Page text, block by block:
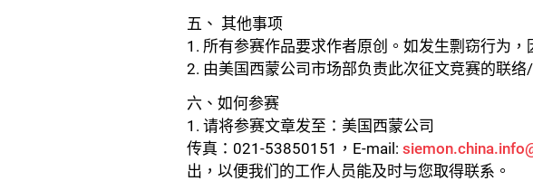
五、 其他事项
1. 所有参赛作品要求作者原创。如发生剽窃行为
2. 由美国西蒙公司市场部负责此次征文竞赛的联
六、如何参赛
1. 请将参赛文章发至：美国西蒙公司
传真：021-53850151，E-mail:
出，以便我们的工作人员能及时与您取得联系。